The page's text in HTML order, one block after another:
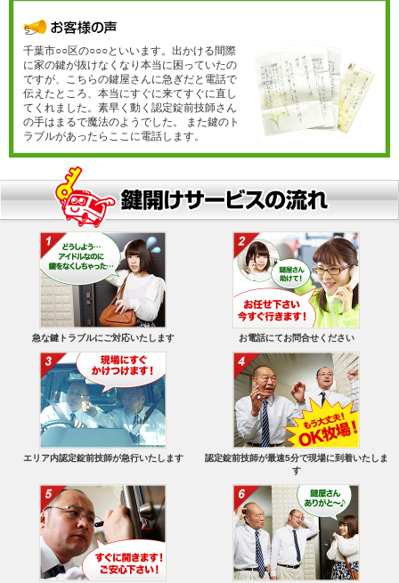
千葉市○○区の○○○といいます。出かける間際
に家の鍵が抜けなくなり本当に困っていたの
ですが、こちらの鍵屋さんに急ぎだと電話で
伝えたところ、本当にすぐに来てすぐに直し
てくれました。素早く動く認定錠前技師さん
の手はまるで魔法のようでした。 また鍵のト
ラブルがあったらここに電話します。
急な鍵トラブルにご対応いたします お電話にてお問合せください
エリア内認定錠前技師が急行いたします
認定錠前技師が最速5分で現場に到着いたしま
す